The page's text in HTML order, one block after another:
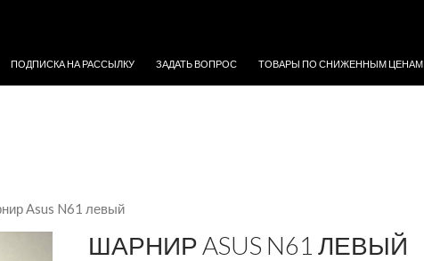
ПОДПИСКА НА РАССЫЛКУ ЗАДАТЬ ВОПРОС ТОВАРЫ ПО СНИЖЕННЫМ ЦЕНАМ
Asus N61 левый
ШАРНИР ASUS N61 ЛЕВЫЙ